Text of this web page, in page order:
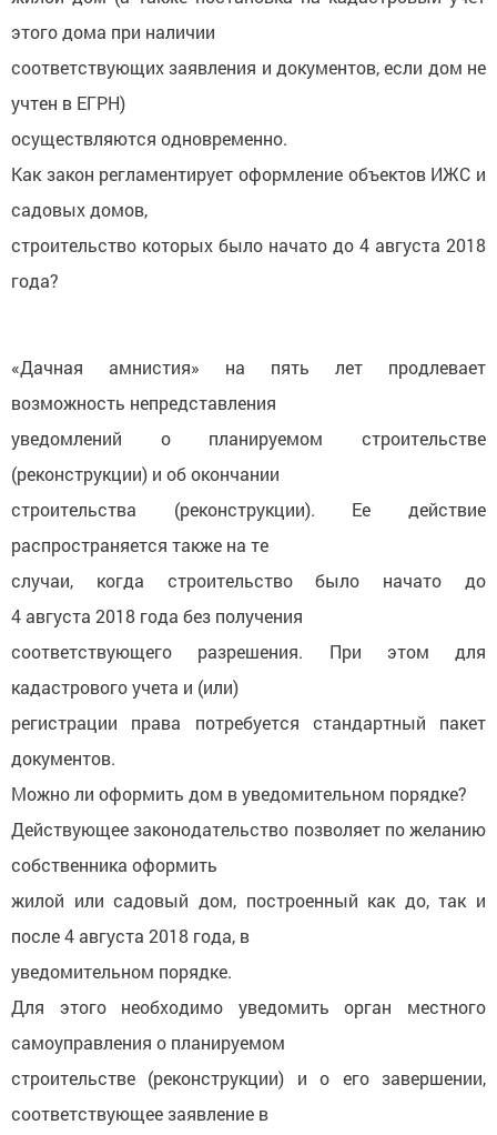
этого дома при наличии
соответствующих заявления и документов, если дом не
учтен в ЕГРН)
осуществляются одновременно.
Как закон регламентирует оформление объектов ИЖС и
садовых домов,
строительство которых было начато до 4 августа 2018
года?
«Дачная амнистия» на пять лет продлевает
возможность непредставления
уведомлений о планируемом строительстве
(реконструкции) и об окончании
строительства (реконструкции). Ее действие
распространяется также на те
случаи, когда строительство было начато до
4 августа 2018 года без получения
соответствующего разрешения. При этом для
кадастрового учета и (или)
регистрации права потребуется стандартный пакет
документов.
Можно ли оформить дом в уведомительном порядке?
Действующее законодательство позволяет по желанию
собственника оформить
жилой или садовый дом, построенный как до, так и
после 4 августа 2018 года, в
уведомительном порядке.
Для этого необходимо уведомить орган местного
самоуправления о планируемом
строительстве (реконструкции) и о его завершении,
соответствующее заявление в